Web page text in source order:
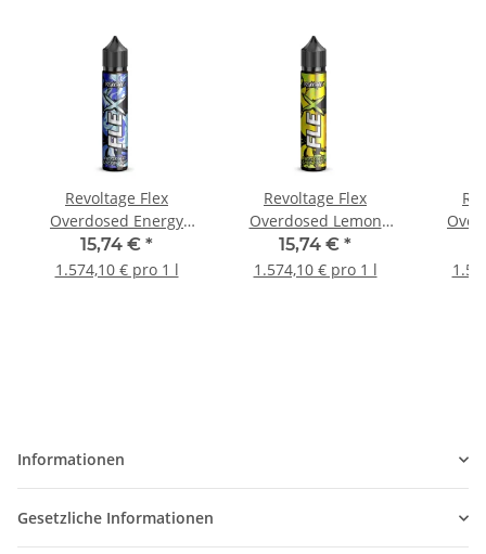
Revoltage Flex
Overdosed Energy
Gum Longfill Aroma
15,74 € *
1.574,10 € pro 1 l
Revoltage Flex
Overdosed Lemon
Candy Longfill Aroma
15,74 € *
1.574,10 € pro 1 l
Informationen
Gesetzliche Informationen